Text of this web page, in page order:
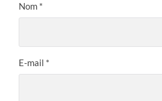
Nom *
E-mail *